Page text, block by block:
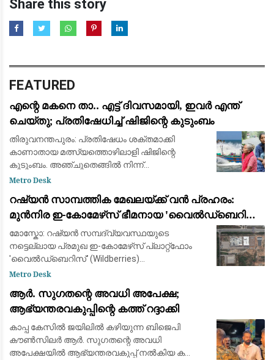
Share this story
FEATURED
എന്റെ മകനെ താ.. എട്ട് ദിവസമായി, ഇവര്‍ എന്ത്
ചെയ്തു; പ്രതിഷേധിച്ച് ഷിജിന്റെ കുടുംബം
തിരുവനന്തപുരം: പ്രതിഷേധം ശക്തമാക്കി
കാണാതായ മത്സ്യത്തൊഴിലാളി ഷിജിന്റെ
കുടുംബം. അഞ്ചുതെങ്ങില്‍ നിന്ന്
മത്സ്യബന്ധനത്തിന് പോയ ഷിജിനെ
കാര്യക്ഷമമായ നടപടി വൈകുന്നതി
Metro Desk
റഷ്യൻ സാമ്പത്തിക മേഖലയ്ക്ക് വൻ പ്രഹരം:
മുൻനിര ഇ-കോമേഴ്‌സ് ഭീമനായ 'വൈൽഡ്ബെറിസ്'
കേന്ദ്രീകരിച്ച് യുക്രെയ്ൻ ഡ്രോൺ ആക്രമണം
മോസ്കോ: റഷ്യൻ സമ്പദ്‌വ്യവസ്ഥയുടെ
നട്ടെല്ലായ പ്രമുഖ ഇ-കോമേഴ്‌സ് പ്ലാറ്റ്‌ഫോം
'വൈൽഡ്ബെറിസ്' (Wildberries)
വെയർഹൗസുകൾ ലക്ഷ്യമിട്ട് യുക്രെയ്ൻ
റഷ്യയിലുടനീളമുള്ള ഏകദേശം ഇരു
Metro Desk
ആർ. സുഗതന്റെ അവധി അപേക്ഷ;
ആഭ്യന്തരവകുപ്പിന്റെ കത്ത് റദ്ദാക്കി
കാപ്പ കേസിൽ ജയിലിൽ കഴിയുന്ന ബിജെപി
കൗൺസിലർ ആർ. സുഗതന്റെ അവധി
അപേക്ഷയിൽ ആഭ്യന്തരവകുപ്പ് നൽകിയ കത്തും